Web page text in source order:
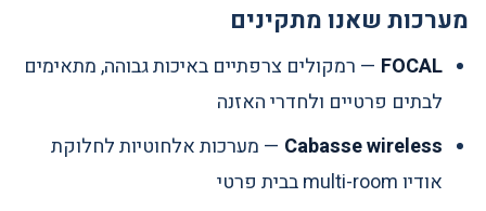
מערכות שאנו מתקינים
FOCAL — רמקולים צרפתיים באיכות גבוהה, מתאימים
לבתים פרטיים ולחדרי האזנה
Cabasse wireless — מערכות אלחוטיות לחלוקת
אודיו multi-room בבית פרטי